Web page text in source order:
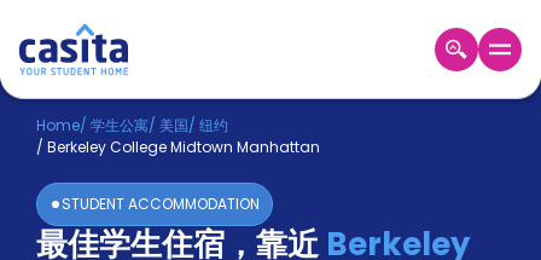
Home ZH USD
登
入
Booking
Home/ 学生公寓/ 美国/ 纽约
/ Berkeley College Midtown Manhattan
STUDENT ACCOMMODATION
最佳学生住宿，靠近Berkeley